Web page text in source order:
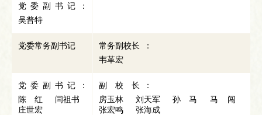
党 委 副 书 记 ：
吴普特
党委常务副书记
常务副校长 ：
韦革宏
党 委 副 书 记 ：
陈 红
闫祖书
庄世宏
副 校 长 ：
房玉林
刘天军 孙 马
马 闯
张宏鸣
张海成